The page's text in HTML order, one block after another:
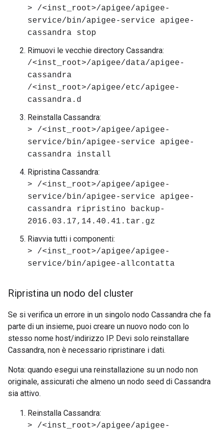
> /<inst_root>/apigee/apigee-
service/bin/apigee-service apigee-
cassandra stop
Rimuovi le vecchie directory Cassandra:
/<inst_root>/apigee/data/apigee-
cassandra
/<inst_root>/apigee/etc/apigee-
cassandra.d
Reinstalla Cassandra:
> /<inst_root>/apigee/apigee-
service/bin/apigee-service apigee-
cassandra install
Ripristina Cassandra:
> /<inst_root>/apigee/apigee-
service/bin/apigee-service apigee-
cassandra ripristino backup-
2016.03.17,14.40.41.tar.gz
Riavvia tutti i componenti:
> /<inst_root>/apigee/apigee-
service/bin/apigee-allcontatta
Ripristina un nodo del cluster
Se si verifica un errore in un singolo nodo Cassandra che fa
parte di un insieme, puoi creare un nuovo nodo con lo
stesso nome host/indirizzo IP. Devi solo reinstallare
Cassandra, non è necessario ripristinare i dati.
Nota: quando esegui una reinstallazione su un nodo non
originale, assicurati che almeno un nodo seed di Cassandra
sia attivo.
Reinstalla Cassandra:
> /<inst_root>/apigee/apigee-